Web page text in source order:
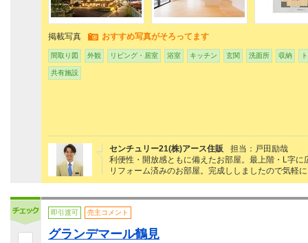
掲載写真 おすすめ写真がそろってます
間取り図 外観 リビング・居室 浴室 キッチン 玄関 洗面所 収納
共有施設
センチュリー21(株)アース住販
担当：戸田励哉
利便性・開放感ともに備えたお部屋。最上階・L字
リフォーム済みのお部屋。完成ししましたので気軽
即引渡可 売主コメント
グランデマール鶴見